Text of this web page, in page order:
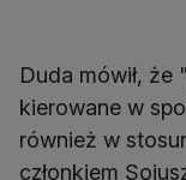
Duda mówił, że
kierowane w
również w
członkiem